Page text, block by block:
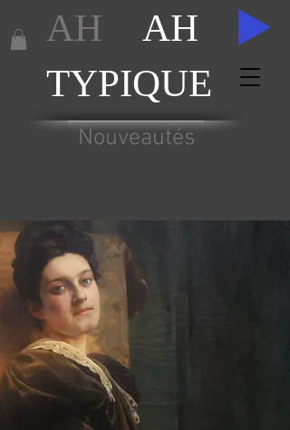
AH
AH
TYPIQUE
ACHAT / VENTE TABLEAUX
Nouveautés